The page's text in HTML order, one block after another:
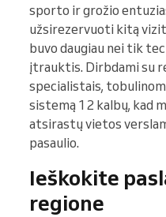
sporto ir grožio
užsirezervuoti kitą
buvo daugiau nei tik
įtrauktis. Dirbdami su
specialistais,
sistemą 12 kalbų, kad
atsirastų vietos
pasaulio.
Ieškokite
regione